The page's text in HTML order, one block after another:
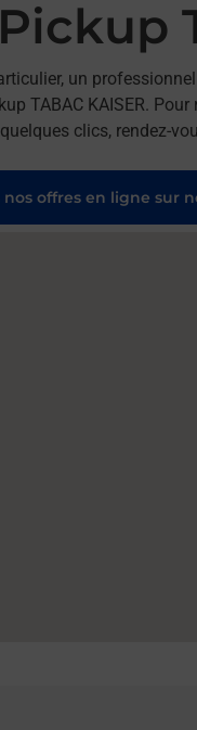
un
TABAC KAISER.
clics, rendez-
offres en ligne sur